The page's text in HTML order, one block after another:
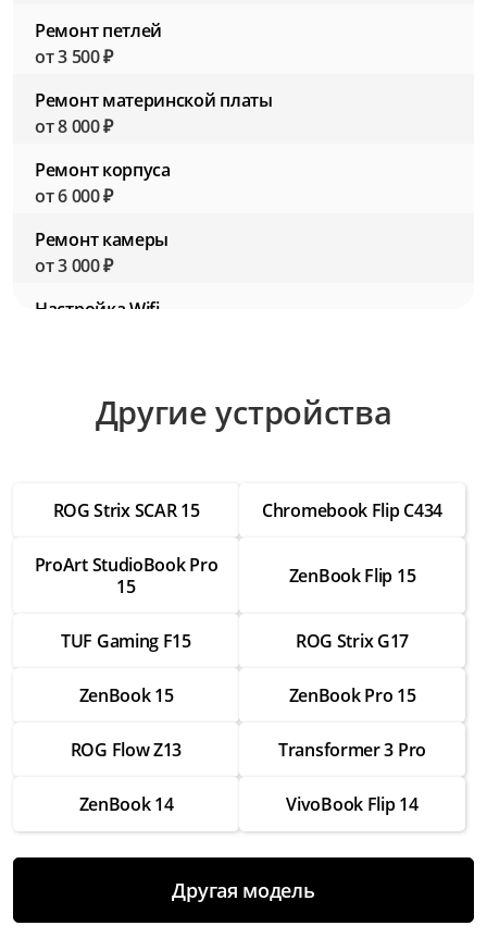
Ремонт петлей
от 3 500 ₽
Ремонт материнской платы
от 8 000 ₽
Ремонт корпуса
от 6 000 ₽
Ремонт камеры
от 3 000 ₽
Настройка Wifi
от 2 500 ₽
Настройка операционной системы
Модернизация
от 3 500 ₽
от 4 000 ₽
Замена HDD
Замена экрана
Другие устройства
ROG Strix SCAR 15 Chromebook Flip C434
ProArt StudioBook Pro
15
ZenBook Flip 15
TUF Gaming F15 ROG Strix G17
ZenBook 15 ZenBook Pro 15
ROG Flow Z13 Transformer 3 Pro
ZenBook 14 VivoBook Flip 14
Другая модель